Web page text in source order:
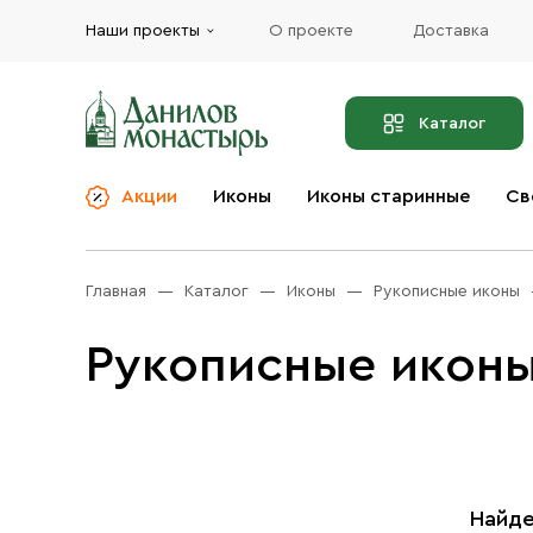
Наши проекты О проекте Доставка
Каталог
Акции Иконы Иконы старинные
Церковная утварь
Бренды
Услуги
Главная Каталог Иконы Рукописные иконы
Рукописные